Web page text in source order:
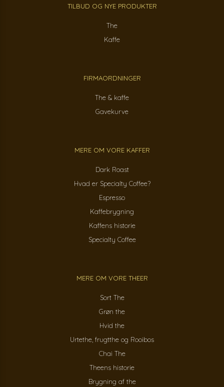
TILBUD OG NYE PRODUKTER
The
Kaffe
FIRMAORDNINGER
The & kaffe
Gavekurve
MERE OM VORE KAFFER
Dark Roast
Hvad er Specialty Coffee?
Espresso
Kaffebrygning
Kaffens historie
Specialty Coffee
MERE OM VORE THEER
Sort The
Grøn the
Hvid the
Urtethe, frugtthe og Rooibos
Chai The
Theens historie
Brygning af the